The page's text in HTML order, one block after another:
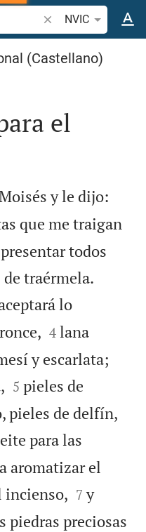
Buscar versículo
NVIC
(Castellano)
el
y le dijo:
que me traigan
todos
traérmela.
lo


4 lana
y escarlata;


5 pieles de
pieles de delfín,
para las
aromatizar el
incienso, 

7 y
piedras preciosas